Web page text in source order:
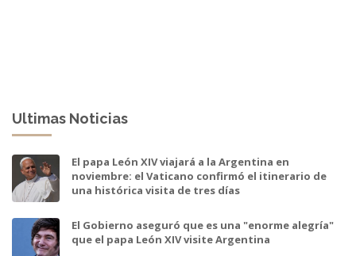
Ultimas Noticias
El papa León XIV viajará a la Argentina en
noviembre: el Vaticano confirmó el itinerario de
una histórica visita de tres días
El Gobierno aseguró que es una "enorme alegría"
que el papa León XIV visite Argentina